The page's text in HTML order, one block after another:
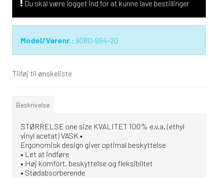
Du skal være logget ind for at kunne lave bestillinger
Model/Varenr.: 9080-994-20
Tilføj til ønskeliste
Beskrivelse
STØRRELSE one size KVALITET 100% e.v.a. (ethyl
vinyl acetat) VASK •
Ergonomisk design giver optimal beskyttelse
• Let at indføre
• Høj komfort, beskyttelse og fleksibiltet
• Stødabsorberende